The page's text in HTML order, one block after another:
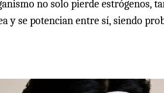
no solo pierde estrógenos,
y se potencian entre sí, siendo